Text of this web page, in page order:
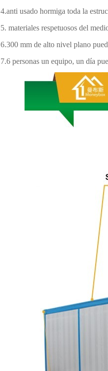
4.anti usado hormiga toda la
5. materiales respetuosos del
6.300 mm de alto nivel plano
7.6 personas un equipo, un día